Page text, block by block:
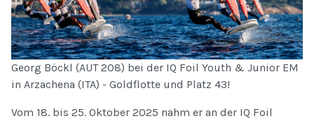
Georg Böckl (AUT 208) bei der IQ Foil Youth & Junior EM
in Arzachena (ITA) - Goldflotte und Platz 43!
Vom 18. bis 25. Oktober 2025 nahm er an der IQ Foil